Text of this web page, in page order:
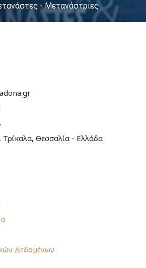
- Μετανάστριες
Θεσσαλία - Ελλάδα
Δεδομένων